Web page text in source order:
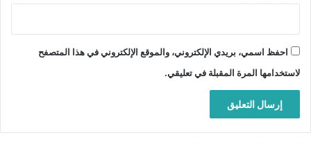
احفظ اسمي، بريدي الإلكتروني، والموقع الإلكتروني في هذا المتصفح
لاستخدامها المرة المقبلة في تعليقي.